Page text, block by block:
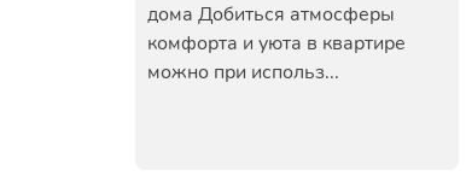
дома Добиться атмосферы
комфорта и уюта в квартире
можно при использ...